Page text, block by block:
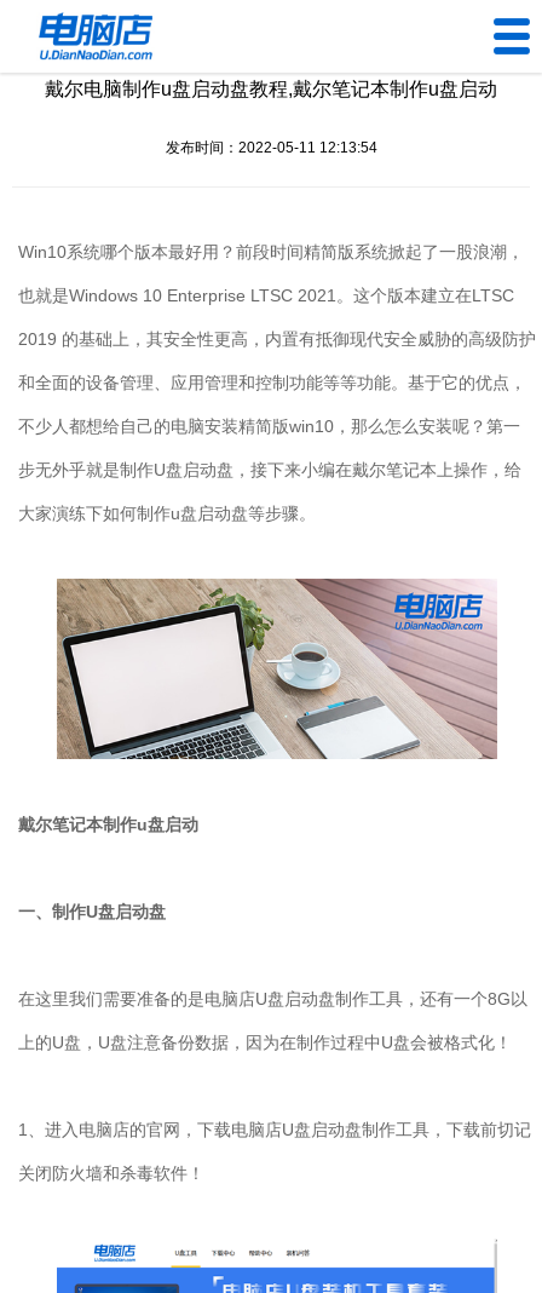
U盘工具
装机问题
电脑问题
戴尔电脑制作u盘启动盘教程,戴尔笔记本制作u盘启动
发布时间：2022-05-11 12:13:54
Win10系统哪个版本最好用？前段时间精简版系统掀起了一股浪潮，
也就是Windows 10 Enterprise LTSC 2021。这个版本建立在LTSC
2019 的基础上，其安全性更高，内置有抵御现代安全威胁的高级防护
和全面的设备管理、应用管理和控制功能等等功能。基于它的优点，
不少人都想给自己的电脑安装精简版win10，那么怎么安装呢？第一
步无外乎就是制作U盘启动盘，接下来小编在戴尔笔记本上操作，给
大家演练下如何制作u盘启动盘等步骤。
戴尔笔记本制作u盘启动
一、制作U盘启动盘
在这里我们需要准备的是电脑店U盘启动盘制作工具，还有一个8G以
上的U盘，U盘注意备份数据，因为在制作过程中U盘会被格式化！
1、进入电脑店的官网，下载电脑店U盘启动盘制作工具，下载前切记
关闭防火墙和杀毒软件！